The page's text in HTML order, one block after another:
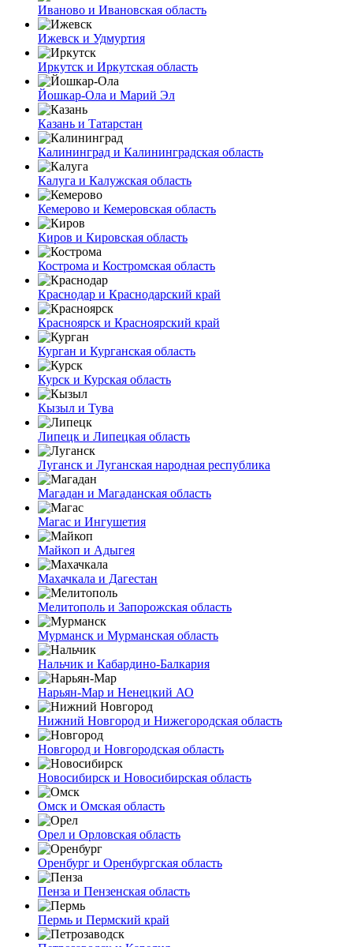
Иваново и Ивановская область
Ижевск и Удмуртия
Иркутск и Иркутская область
Йошкар-Ола и Марий Эл
Казань и Татарстан
Калининград и Калининградская область
Калуга и Калужская область
Кемерово и Кемеровская область
Киров и Кировская область
Кострома и Костромская область
Краснодар и Краснодарский край
Красноярск и Красноярский край
Курган и Курганская область
Курск и Курская область
Кызыл и Тува
Липецк и Липецкая область
Луганск и Луганская народная республика
Магадан и Магаданская область
Магас и Ингушетия
Майкоп и Адыгея
Махачкала и Дагестан
Мелитополь и Запорожская область
Мурманск и Мурманская область
Нальчик и Кабардино-Балкария
Нарьян-Мар и Ненецкий АО
Нижний Новгород и Нижегородская область
Новгород и Новгородская область
Новосибирск и Новосибирская область
Омск и Омская область
Орел и Орловская область
Оренбург и Оренбургская область
Пенза и Пензенская область
Пермь и Пермский край